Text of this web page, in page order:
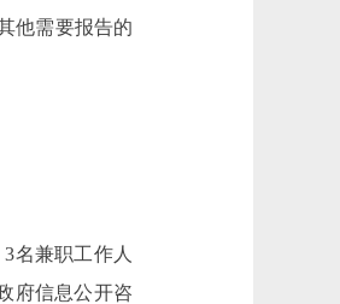
他需要报告的
名兼职工作人
府信息公开咨